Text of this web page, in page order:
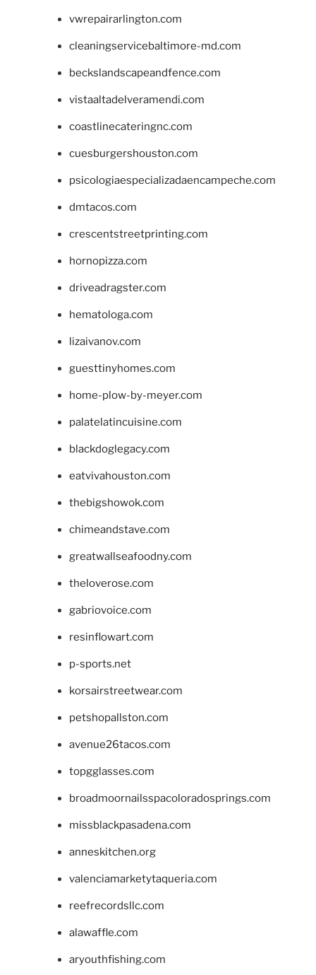
vwrepairarlington.com
cleaningservicebaltimore-md.com
beckslandscapeandfence.com
vistaaltadelveramendi.com
coastlinecateringnc.com
cuesburgershouston.com
psicologiaespecializadaencampeche.com
dmtacos.com
crescentstreetprinting.com
hornopizza.com
driveadragster.com
hematologa.com
lizaivanov.com
guesttinyhomes.com
home-plow-by-meyer.com
palatelatincuisine.com
blackdoglegacy.com
eatvivahouston.com
thebigshowok.com
chimeandstave.com
greatwallseafoodny.com
theloverose.com
gabriovoice.com
resinflowart.com
p-sports.net
korsairstreetwear.com
petshopallston.com
avenue26tacos.com
topgglasses.com
broadmoornailsspacoloradosprings.com
missblackpasadena.com
anneskitchen.org
valenciamarketytaqueria.com
reefrecordsllc.com
alawaffle.com
aryouthfishing.com